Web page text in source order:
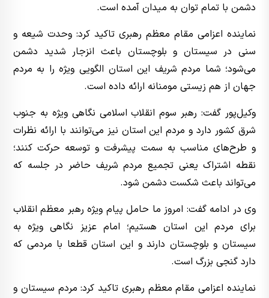
دشمن با تمام توان به میدان آمده است.
نماینده اعزامی مقام معظم رهبری تاکید کرد: وحدت شیعه و
سنی در سیستان و بلوچستان باعث انزجار شدید دشمن
می‌شود؛ شما مردم شریف این استان الگویی ویژه را به مردم
جهان از هم زیستی مومنانه ارائه داده است.
وکیل‌پور گفت: رهبر سوم انقلاب اسلامی نگاهی ویژه به جنوب
شرق کشور دارد و مردم این استان نیز می‌توانند با ارائه نظرات
و طرح‌های مناسب به سمت پیشرفت و توسعه حرکت کنند؛
نقطه اشتراک یعنی تجمیع مردم شریف حاضر در جلسه که
می‌تواند باعث شکست دشمن شود.
وی در ادامه گفت: امروز ما حامل پیام ویژه رهبر معظم انقلاب
برای مردم این استان هستیم؛ امام عزیز نگاهی ویژه به
سیستان و بلوچستان دارند و این استان قطعا با مردمی که
دارد گنجی بزرگ است.
نماینده اعزامی مقام معظم رهبری تاکید کرد: مردم سیستان و